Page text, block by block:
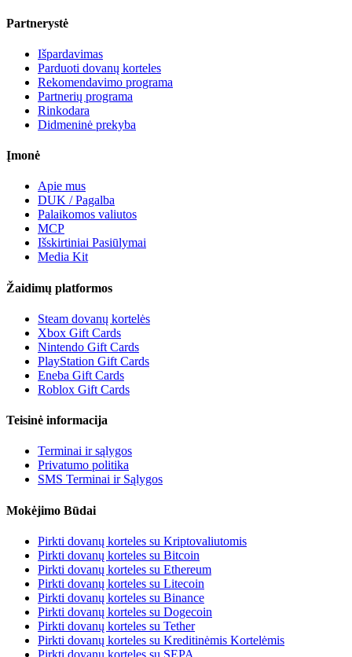
Partnerystė
Išpardavimas
Parduoti dovanų korteles
Rekomendavimo programa
Partnerių programa
Rinkodara
Didmeninė prekyba
Įmonė
Apie mus
DUK / Pagalba
Palaikomos valiutos
MCP
Išskirtiniai Pasiūlymai
Media Kit
Žaidimų platformos
Steam dovanų kortelės
Xbox Gift Cards
Nintendo Gift Cards
PlayStation Gift Cards
Eneba Gift Cards
Roblox Gift Cards
Teisinė informacija
Terminai ir sąlygos
Privatumo politika
SMS Terminai ir Sąlygos
Mokėjimo Būdai
Pirkti dovanų korteles su Kriptovaliutomis
Pirkti dovanų korteles su Bitcoin
Pirkti dovanų korteles su Ethereum
Pirkti dovanų korteles su Litecoin
Pirkti dovanų korteles su Binance
Pirkti dovanų korteles su Dogecoin
Pirkti dovanų korteles su Tether
Pirkti dovanų korteles su Kreditinėmis Kortelėmis
Pirkti dovanų korteles su SEPA